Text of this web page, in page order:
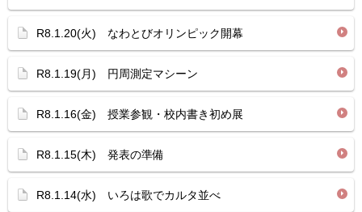
R8.1.20(火) なわとびオリンピック開幕
R8.1.19(月) 円周測定マシーン
R8.1.16(金) 授業参観・校内書き初め展
R8.1.15(木) 発表の準備
R8.1.14(水) いろは歌でカルタ並べ